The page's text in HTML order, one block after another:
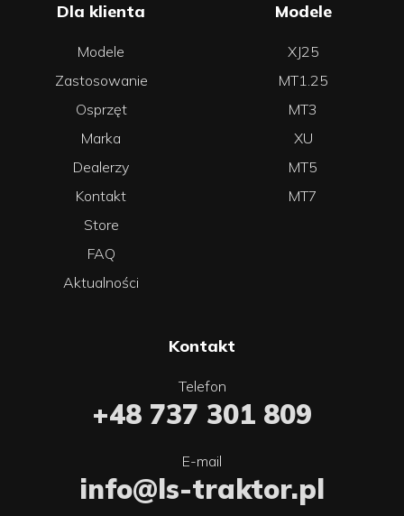
Dla klienta
Modele
Zastosowanie
Osprzęt
Marka
Dealerzy
Kontakt
Store
FAQ
Aktualności
Modele
XJ25
MT1.25
MT3
XU
MT5
MT7
Kontakt
Telefon
+48 737 301 809
E-mail
info@ls-traktor.pl